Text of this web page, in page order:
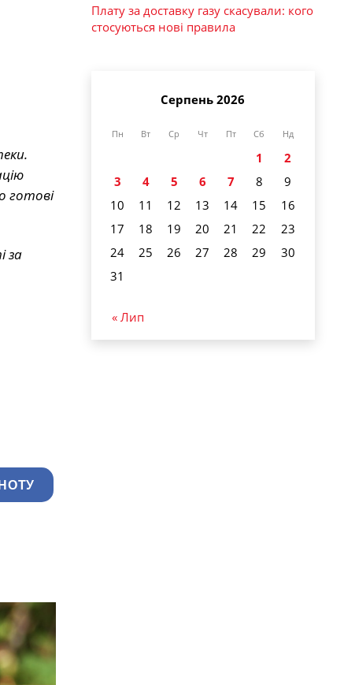
готові
за
Плату за доставку газу скасували: кого
стосуються нові правила
Серпень 2026
Пн Вт Ср Чт Пт Сб Нд
1
2
3
4 5 6 7 8
9
10
11 12 13 14 15
16
17
18 19 20 21 22
23
24
25 26 27 28 29
30
31
« Лип